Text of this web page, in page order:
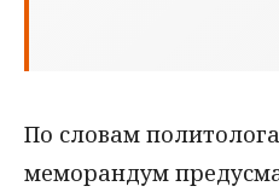
По словам
меморандум